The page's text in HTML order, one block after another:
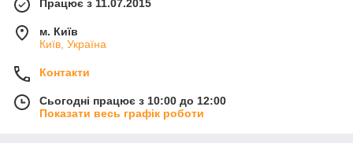
Працює з 11.07.2015
м. Київ
Київ, Україна
Контакти
Сьогодні працює з 10:00 до 12:00
Показати весь графік роботи